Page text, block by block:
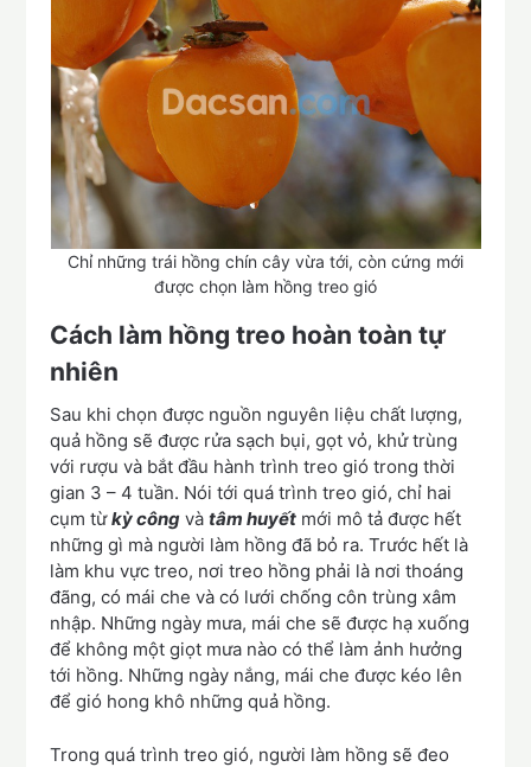
Chỉ những trái hồng chín cây vừa tới, còn cứng mới
được chọn làm hồng treo gió
Cách làm hồng treo hoàn toàn tự
nhiên
Sau khi chọn được nguồn nguyên liệu chất lượng,
quả hồng sẽ được rửa sạch bụi, gọt vỏ, khử trùng
với rượu và bắt đầu hành trình treo gió trong thời
gian 3 – 4 tuần. Nói tới quá trình treo gió, chỉ hai
cụm từkỳ công vàtâm huyết mới mô tả được hết
những gì mà người làm hồng đã bỏ ra. Trước hết là
làm khu vực treo, nơi treo hồng phải là nơi thoáng
đãng, có mái che và có lưới chống côn trùng xâm
nhập. Những ngày mưa, mái che sẽ được hạ xuống
để không một giọt mưa nào có thể làm ảnh hưởng
tới hồng. Những ngày nắng, mái che được kéo lên
để gió hong khô những quả hồng.
Trong quá trình treo gió, người làm hồng sẽ đeo